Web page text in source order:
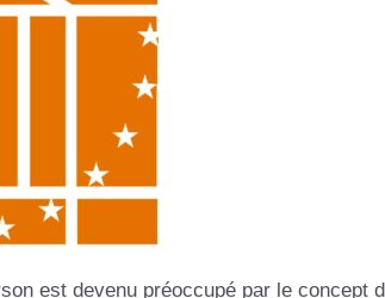
est devenu préoccupé par le concept